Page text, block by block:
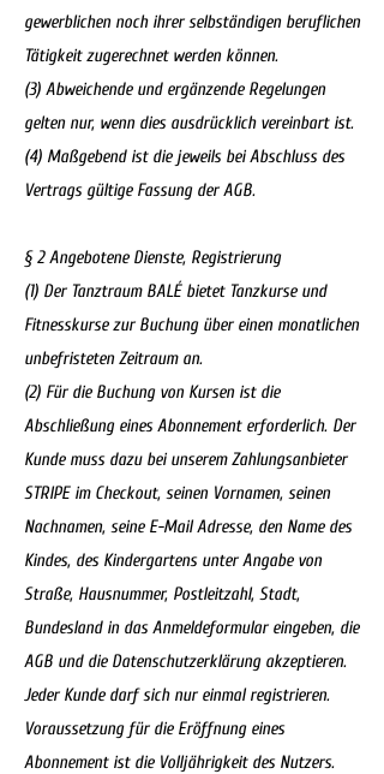
gewerblichen noch ihrer selbständigen beruflichen
Tätigkeit zugerechnet werden können.
(3) Abweichende und ergänzende Regelungen
gelten nur, wenn dies ausdrücklich vereinbart ist.
(4) Maßgebend ist die jeweils bei Abschluss des
Vertrags gültige Fassung der AGB.
§ 2 Angebotene Dienste, Registrierung
(1) Der Tanztraum BALÉ bietet Tanzkurse und
Fitnesskurse zur Buchung über einen monatlichen
unbefristeten Zeitraum an.
(2) Für die Buchung von Kursen ist die
Abschließung eines Abonnement erforderlich. Der
Kunde muss dazu bei unserem Zahlungsanbieter
STRIPE im Checkout, seinen Vornamen, seinen
Nachnamen, seine E-Mail Adresse, den Name des
Kindes, des Kindergartens unter Angabe von
Straße, Hausnummer, Postleitzahl, Stadt,
Bundesland in das Anmeldeformular eingeben, die
AGB und die Datenschutzerklärung akzeptieren.
Jeder Kunde darf sich nur einmal registrieren.
Voraussetzung für die Eröffnung eines
Abonnement ist die Volljährigkeit des Nutzers.